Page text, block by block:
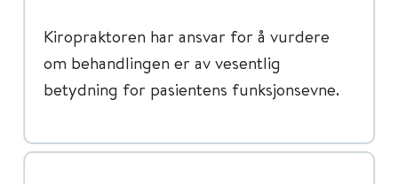
Kiropraktoren har ansvar for å vurdere
om behandlingen er av vesentlig
betydning for pasientens funksjonsevne.